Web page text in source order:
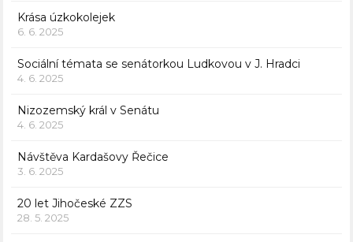
Krása úzkokolejek
6. 6. 2025
Sociální témata se senátorkou Ludkovou v J. Hradci
4. 6. 2025
Nizozemský král v Senátu
4. 6. 2025
Návštěva Kardašovy Řečice
3. 6. 2025
20 let Jihočeské ZZS
28. 5. 2025